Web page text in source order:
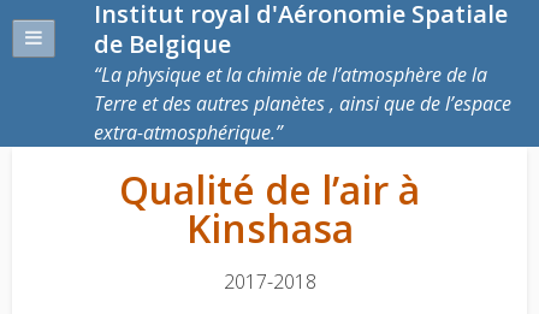
Institut royal d'Aéronomie Spatiale
de Belgique
La physique et la chimie de l’atmosphère de la
Terre et des autres planètes , ainsi que de l’espace
extra-atmosphérique.
Qualité de l’air à
Kinshasa
2017-2018